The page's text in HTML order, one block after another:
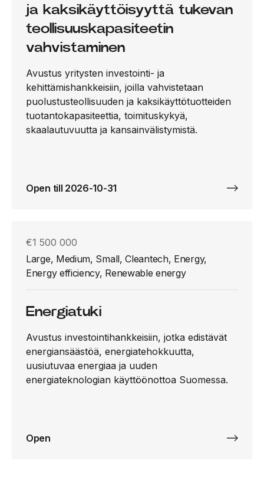
ja kaksikäyttöisyyttä tukevan
teollisuuskapasiteetin
vahvistaminen
Avustus yritysten investointi- ja
kehittämishankkeisiin, joilla vahvistetaan
puolustusteollisuuden ja kaksikäyttötuotteiden
tuotantokapasiteettia, toimituskykyä,
skaalautuvuutta ja kansainvälistymistä.
Open till 2026-10-31
€1 500 000
Large, Medium, Small, Cleantech, Energy,
Energy efficiency, Renewable energy
Energiatuki
Avustus investointihankkeisiin, jotka edistävät
energiansäästöä, energiatehokkuutta,
uusiutuvaa energiaa ja uuden
energiateknologian käyttöönottoa Suomessa.
Open